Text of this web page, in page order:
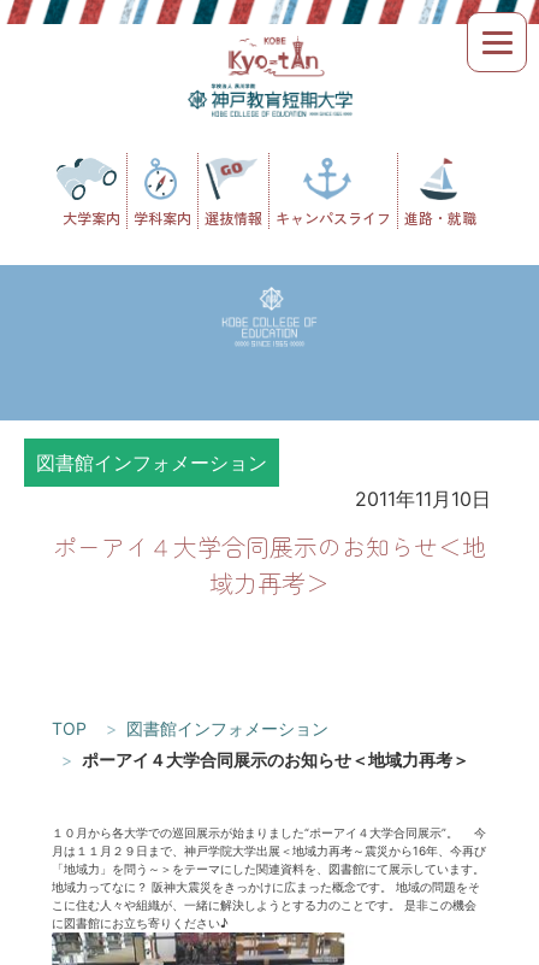
Skip
to
大学案内 学科案内 選抜情報 キャンパスライフ 進路・就職
図書館インフォメーション
2011年11月10日
ポーアイ４大学合同展示のお知らせ＜地
域力再考＞
TOP
図書館インフォメーション
ポーアイ４大学合同展示のお知らせ＜地域力再考＞
１０月から各大学での巡回展示が始まりました“ポーアイ４大学合同展示”。 今
月は１１月２９日まで、神戸学院大学出展＜地域力再考～震災から16年、今再び
「地域力」を問う～＞をテーマにした関連資料を、図書館にて展示しています。
地域力ってなに？ 阪神大震災をきっかけに広まった概念です。 地域の問題をそ
こに住む人々や組織が、一緒に解決しようとする力のことです。 是非この機会
に図書館にお立ち寄りください♪